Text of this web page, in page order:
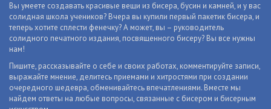
Вы умеете создавать красивые вещи из бисера, бусин и камней, и у вас
солидная школа учеников? Вчера вы купили первый пакетик бисера, и
теперь хотите сплести фенечку? А может, вы – руководитель
солидного печатного издания, посвященного бисеру? Вы все нужны
нам!
Пишите, рассказывайте о себе и своих работах, комментируйте записи,
выражайте мнение, делитесь приемами и хитростями при создании
очередного шедевра, обменивайтесь впечатлениями. Вместе мы
найдем ответы на любые вопросы, связанные с бисером и бисерным